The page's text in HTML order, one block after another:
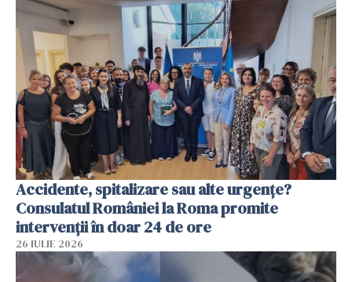
Accidente, spitalizare sau alte urgențe?
Consulatul României la Roma promite
intervenții în doar 24 de ore
26 IULIE 2026